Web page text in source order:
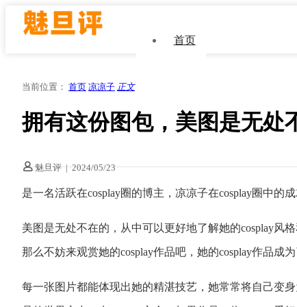
首页
当前位置： 首页 凉凉子 正文
拥有这份图包，美图是无处
魅旦评 | 2024/05/23
是一名活跃在cosplay圈的博主，凉凉子在cosplay圈中的
美图是无处不在的，从中可以更好地了解她的cosplay风
那么不妨来观赏她的cosplay作品吧，她的cosplay作品成
每一张图片都能体现出她的精湛技艺，她常常将自己变